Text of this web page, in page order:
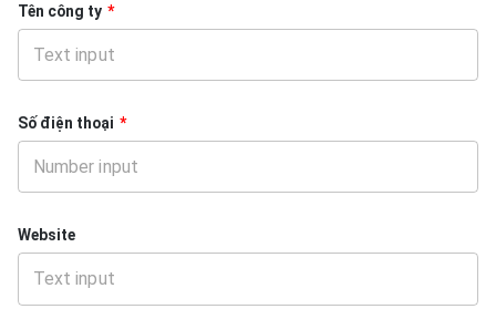
Tên công ty *
Số điện thoại *
Website